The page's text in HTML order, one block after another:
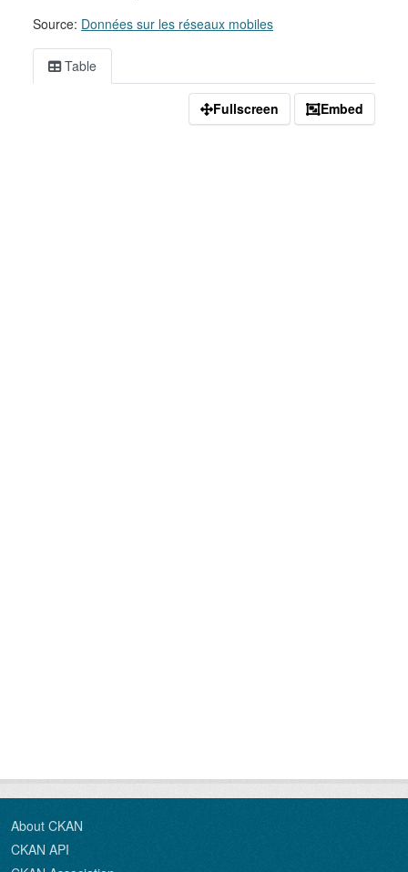
Source: Données sur les réseaux mobiles
Table
Fullscreen Embed
About CKAN
CKAN API